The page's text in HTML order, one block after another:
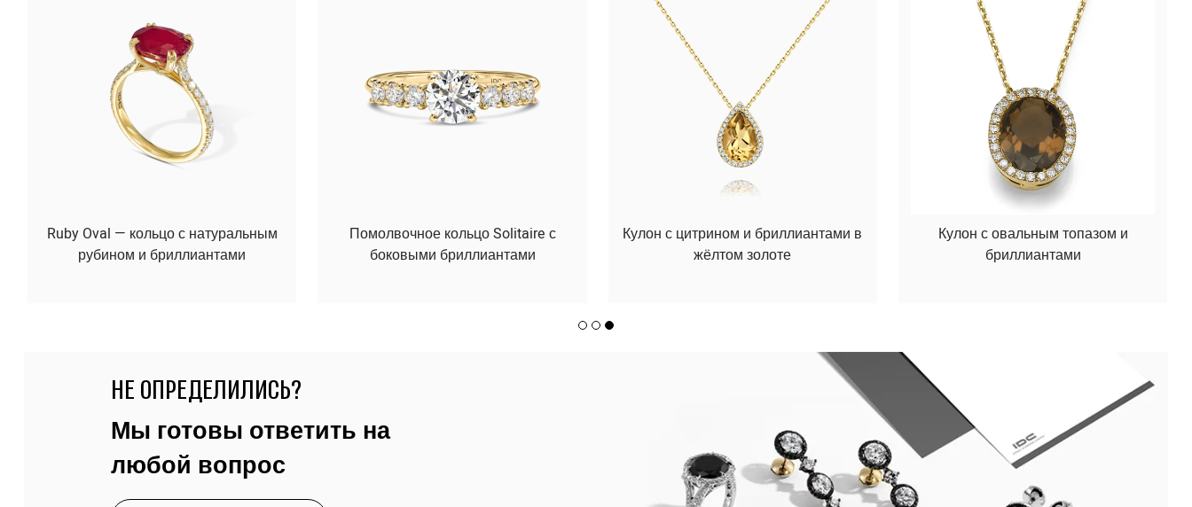
Кулон с овальным топазом и
бриллиантами
Кулон с цитрином и бриллиантами в
жёлтом золоте
Помолвочное кольцо Solitaire с
боковыми бриллиантами
Ruby Oval — кольцо с натуральным
рубином и бриллиантами
НЕ ОПРЕДЕЛИЛИСЬ?
Мы готовы ответить на
любой вопрос